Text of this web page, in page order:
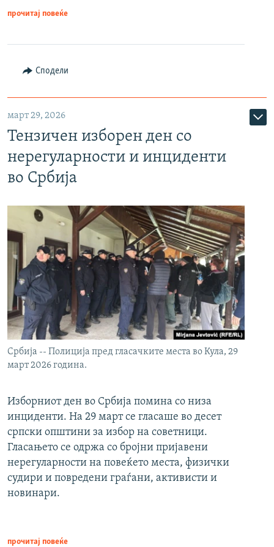
прочитај повеќе
Сподели
март 29, 2026
Тензичен изборен ден со
нерегуларности и инциденти
во Србија
Србија -- Полиција пред гласачките места во Кула, 29
март 2026 година.
Изборниот ден во Србија помина со низа
инциденти. На 29 март се гласаше во десет
српски општини за избор на советници.
Гласањето се одржа со бројни пријавени
нерегуларности на повеќето места, физички
судири и повредени граѓани, активисти и
новинари.
прочитај повеќе